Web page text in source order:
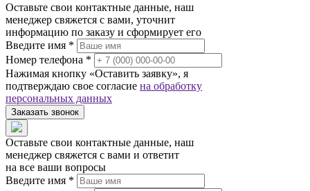
Оставьте свои контактные данные, наш
менеджер свяжется с вами, уточнит
информацию по заказу и сформирует его
Введите имя *
Номер телефона *
Нажимая кнопку «Оставить заявку», я
подтверждаю свое согласие на обработку
персональных данных
Заказать звонок
Оставьте свои контактные данные, наш
менеджер свяжется с вами и ответит
на все ваши вопросы
Введите имя *